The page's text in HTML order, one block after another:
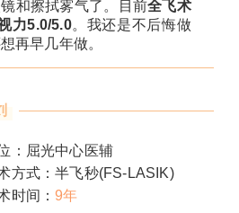
和擦拭雾气了。
目前全飞术
力5.0/5.0。我还是不后悔做
再早几年做。
：屈光中心医辅
方式：半飞秒(FS-LASIK)
时间：9年